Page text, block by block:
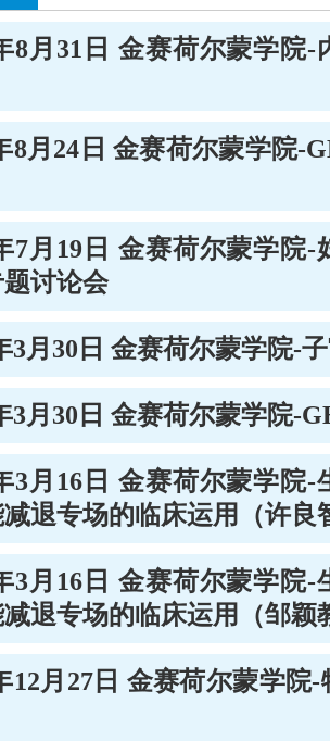
8月31日 金赛荷尔蒙学院-
8月24日 金赛荷尔蒙学院-
7月19日 金赛荷尔蒙学院-
讨论会
3月30日 金赛荷尔蒙学院-
3月30日 金赛荷尔蒙学院-
3月16日 金赛荷尔蒙学院-
退专场的临床运用（许良
3月16日 金赛荷尔蒙学院-
退专场的临床运用（邹颖
12月27日 金赛荷尔蒙学院